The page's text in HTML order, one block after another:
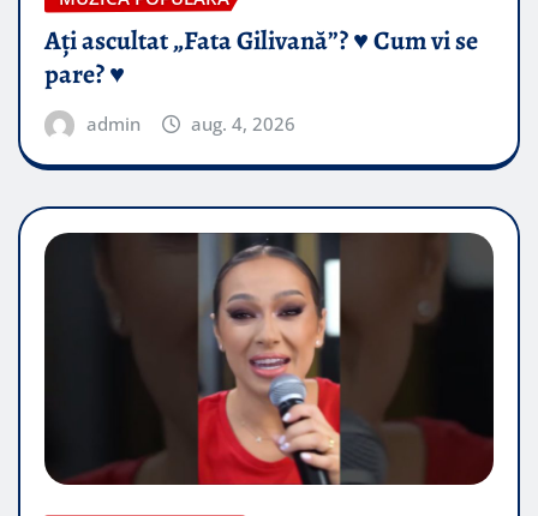
Ați ascultat „Fata Gilivană”? ♥️ Cum vi se
pare? ♥️
admin aug. 4, 2026